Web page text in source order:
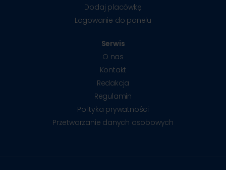
Dodaj placówkę
Logowanie do panelu
Serwis
O nas
Kontakt
Redakcja
Regulamin
Polityka prywatności
Przetwarzanie danych osobowych